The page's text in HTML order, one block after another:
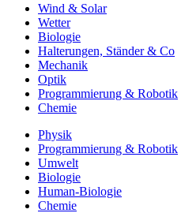
Wind & Solar
Wetter
Biologie
Halterungen, Ständer & Co
Mechanik
Optik
Programmierung & Robotik
Chemie
Physik
Programmierung & Robotik
Umwelt
Biologie
Human-Biologie
Chemie